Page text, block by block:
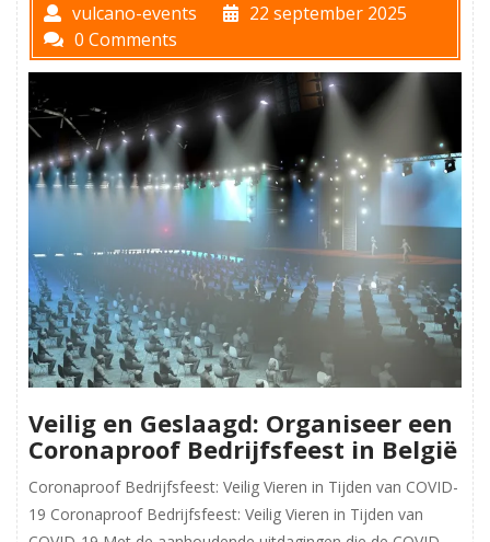
vulcano-events
22 september 2025
0 Comments
Veilig en Geslaagd: Organiseer een
Coronaproof Bedrijfsfeest in België
Coronaproof Bedrijfsfeest: Veilig Vieren in Tijden van COVID-
19 Coronaproof Bedrijfsfeest: Veilig Vieren in Tijden van